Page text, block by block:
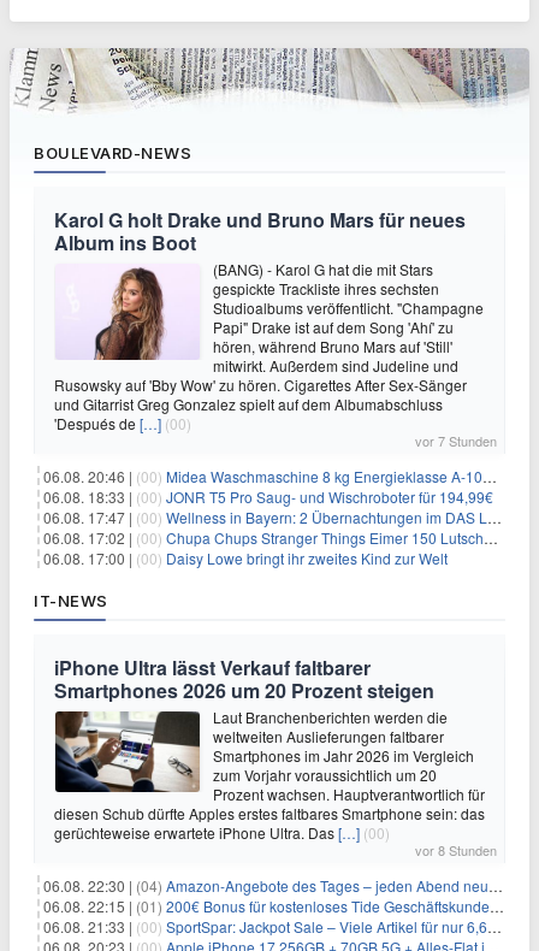
BOULEVARD-NEWS
Karol G holt Drake und Bruno Mars für neues
Album ins Boot
(BANG) - Karol G hat die mit Stars
gespickte Trackliste ihres sechsten
Studioalbums veröffentlicht. "Champagne
Papi" Drake ist auf dem Song 'Ahí' zu
hören, während Bruno Mars auf 'Still'
mitwirkt. Außerdem sind Judeline und
Rusowsky auf 'Bby Wow' zu hören. Cigarettes After Sex-Sänger
und Gitarrist Greg Gonzalez spielt auf dem Albumabschluss
'Después de […] (00)
vor 7 Stunden
06.08. 20:46 | (00) Midea Waschmaschine 8 kg Energieklasse A-10% 1400 U/Min für 289,97€
06.08. 18:33 | (00) JONR T5 Pro Saug- und Wischroboter für 194,99€
06.08. 17:47 | (00) Wellness in Bayern: 2 Übernachtungen im DAS LUDWIG Sports Resort inkl. HP + Wellness ab 174€ p.P.
06.08. 17:02 | (00) Chupa Chups Stranger Things Eimer 150 Lutscher für 21,95€
06.08. 17:00 | (00) Daisy Lowe bringt ihr zweites Kind zur Welt
IT-NEWS
iPhone Ultra lässt Verkauf faltbarer
Smartphones 2026 um 20 Prozent steigen
Laut Branchenberichten werden die
weltweiten Auslieferungen faltbarer
Smartphones im Jahr 2026 im Vergleich
zum Vorjahr voraussichtlich um 20
Prozent wachsen. Hauptverantwortlich für
diesen Schub dürfte Apples erstes faltbares Smartphone sein: das
gerüchteweise erwartete iPhone Ultra. Das[…] (00)
vor 8 Stunden
06.08. 22:30 | (04) Amazon-Angebote des Tages – jeden Abend neue Deals zum Stöbern
06.08. 22:15 | (01) 200€ Bonus für kostenloses Tide Geschäftskundenkonto
06.08. 21:33 | (00) SportSpar: Jackpot Sale – Viele Artikel für nur 6,66€ – nur 48 Stunden